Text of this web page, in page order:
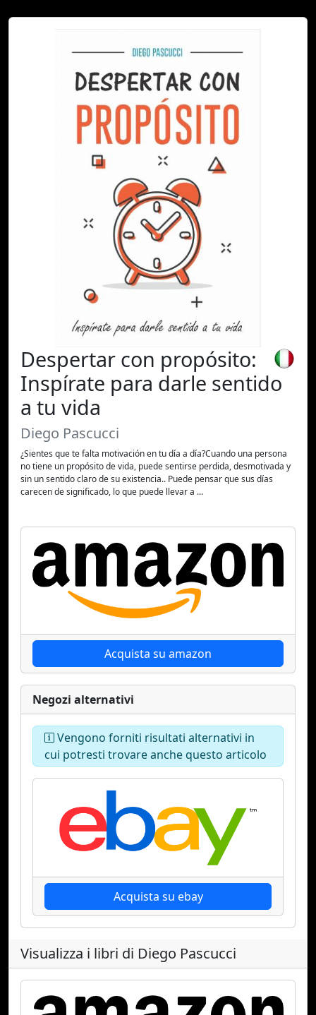
Despertar con propósito:
Inspírate para darle sentido
a tu vida
Diego Pascucci
¿Sientes que te falta motivación en tu día a día?Cuando una persona
no tiene un propósito de vida, puede sentirse perdida, desmotivada y
sin un sentido claro de su existencia.. Puede pensar que sus días
carecen de significado, lo que puede llevar a ...
Acquista su amazon
Negozi alternativi
Vengono forniti risultati alternativi in
cui potresti trovare anche questo articolo
Acquista su ebay
Visualizza i libri di Diego Pascucci